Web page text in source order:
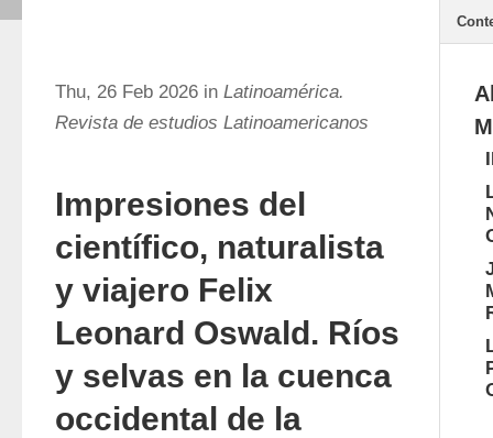
Thu, 26 Feb 2026 in Latinoamérica.
Revista de estudios Latinoamericanos
Impresiones del
científico, naturalista
y viajero Felix
Leonard Oswald. Ríos
y selvas en la cuenca
occidental de la